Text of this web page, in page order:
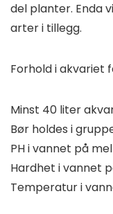
del planter. Enda
arter i tillegg.
Forhold i akvariet
Minst 40 liter
Bør holdes i
PH i vannet på
Hardhet i vannet
Temperatur i